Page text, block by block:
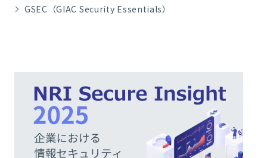
GSEC（GIAC Security Essentials）